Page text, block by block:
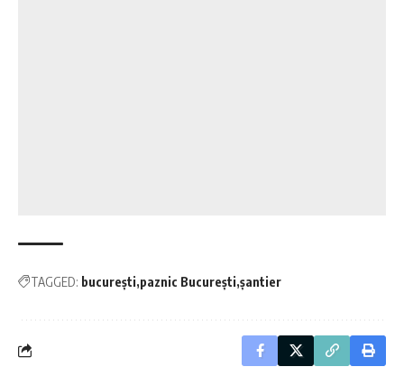
TAGGED: bucurești paznic București șantier